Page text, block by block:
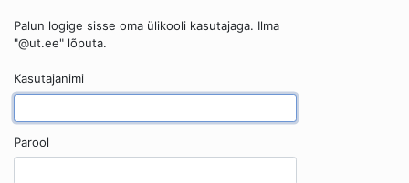
Palun logige sisse oma ülikooli kasutajaga. Ilma
"@ut.ee" lõputa.
Kasutajanimi
Parool